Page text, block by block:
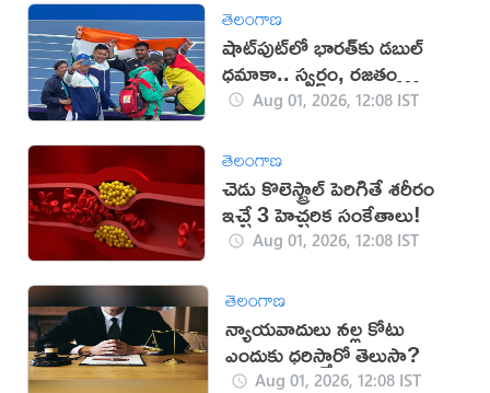
తెలంగాణ
షాట్‌పుట్‌లో భారత్‌కు డబుల్‌
ధమాకా.. స్వర్ణం, రజతం
సొంతంAug 01, 2026, 12:08 IST
తెలంగాణ
చెడు కొలెస్ట్రాల్ పెరిగితే శరీరం
ఇచ్చే 3 హెచ్చరిక సంకేతాలు!
Aug 01, 2026, 12:08 IST
తెలంగాణ
న్యాయవాదులు నల్ల కోటు
ఎందుకు ధరిస్తారో తెలుసా?
Aug 01, 2026, 12:08 IST